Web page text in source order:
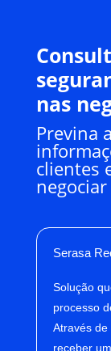
nas
Previna
clientes
Serasa
Solução
processo
Através
receber